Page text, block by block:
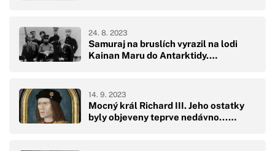
Samuraj na bruslích vyrazil na lodi
Kainan Maru do Antarktidy.…
24. 8. 2023
Mocný král Richard III. Jeho ostatky
byly objeveny teprve nedávno...…
14. 9. 2023